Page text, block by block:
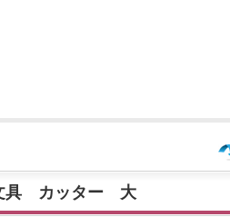
具 カッター 大